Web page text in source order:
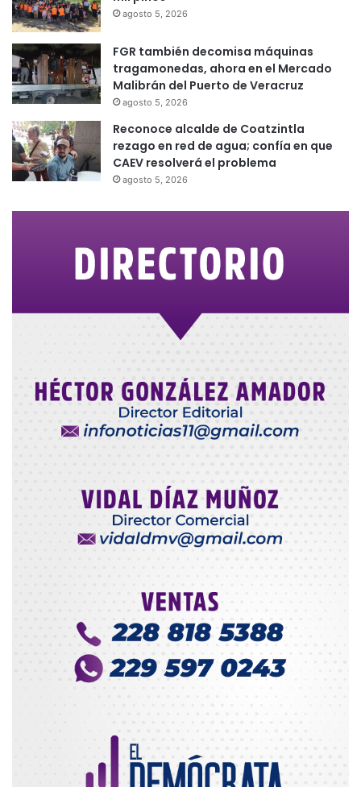
agosto 5, 2026
FGR también decomisa máquinas
tragamonedas, ahora en el Mercado
Malibrán del Puerto de Veracruz
agosto 5, 2026
Reconoce alcalde de Coatzintla
rezago en red de agua; confía en que
CAEV resolverá el problema
agosto 5, 2026